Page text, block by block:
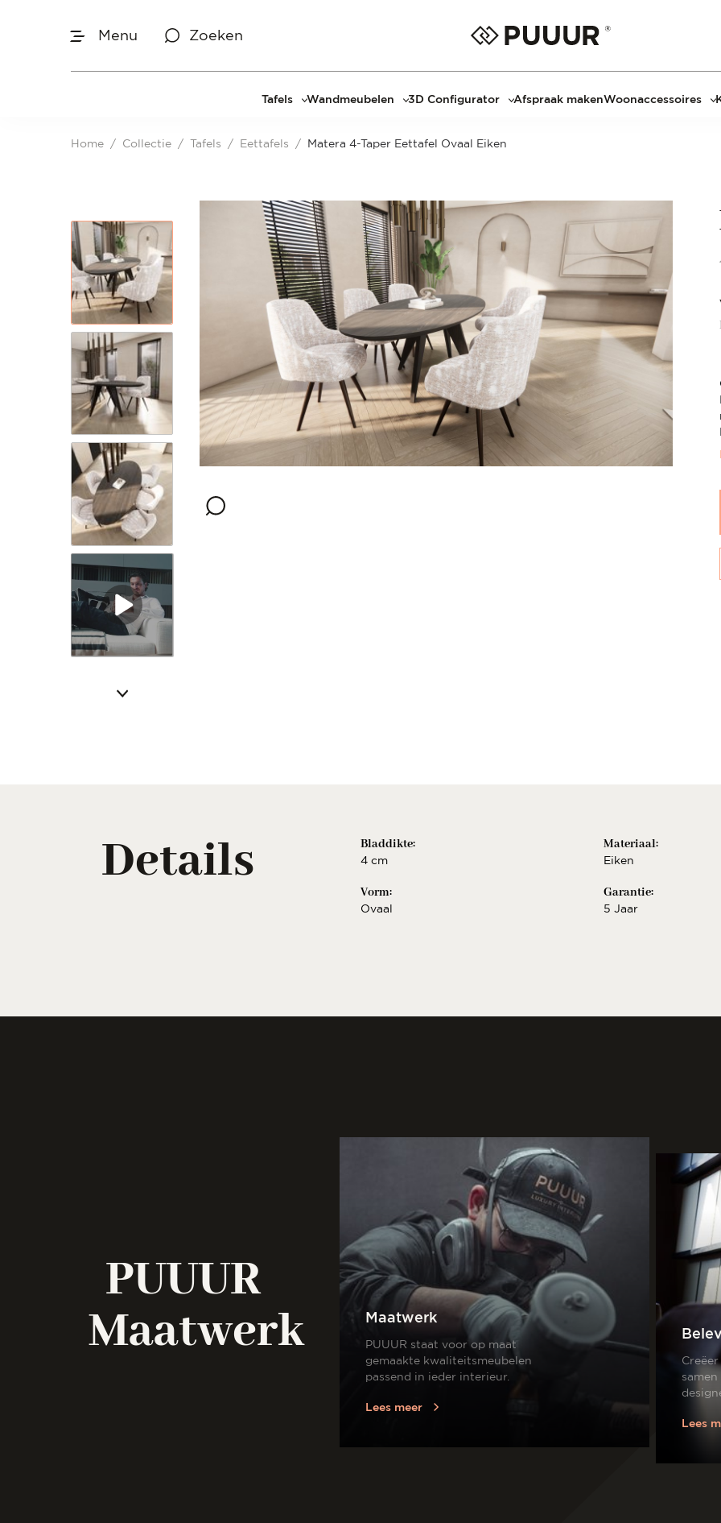
Menu Zoeken
Tafels
Bijzettafels
Wandmeubelen
TV-wandmeubels
TV-paneel
Vakkenkasten
Dressoirs
Make-up tafels
3D Configurator
3D TV-Paneel configurator
Afspraak makenWoonaccessoires
Kaarshouders
Lampen
Serveren
Wijnpalen
Home / Collectie / Tafels / Eettafels / Matera 4-Taper Eettafel Ovaal Eiken
Details Bladdikte:
4 cm
Materiaal:
Eiken
Vorm:
Ovaal
Garantie:
5 Jaar
PUUUR
Maatwerk
Maatwerk
PUUUR staat voor op maat
gemaakte kwaliteitsmeubelen
passend in ieder interieur.
Lees meer
Lees
Afmetingen
jouw eigen eettafel. Begin bij het bepalen
van de gewenste afmetingen.
Afmetingen
Afwerking
Kleur
Kleur onderstel
Montage opties